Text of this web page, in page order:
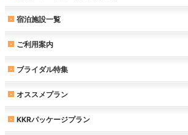
宿泊施設一覧
ご利用案内
ブライダル特集
オススメプラン
KKRパッケージプラン